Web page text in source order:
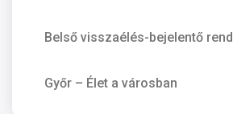
Belső visszaélés-bejelentő
Győr – Élet a városban